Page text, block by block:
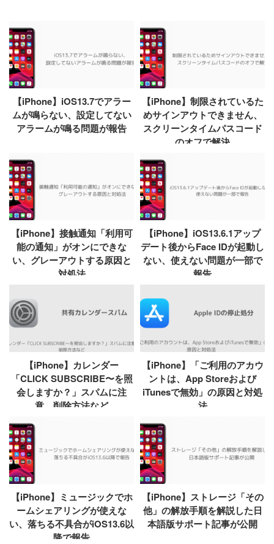
【iPhone】iOS13.7でアラー
ムが鳴らない、設定してない
アラームが鳴る問題が報告
【iPhone】制限されているた
めサインアウトできません、
スクリーンタイムパスコード
のオフで解決
【iPhone】接触通知「利用可
能の通知」がオンにできな
い、グレーアウトする原因と
対処法
【iPhone】iOS13.6.1アップ
デート後からFace IDが起動し
ない、使えない問題が一部で
報告
【iPhone】カレンダー
「CLICK SUBSCRIBE〜を照
会しますか？」スパムに注
意、削除方法など
【iPhone】「ご利用のアカウ
ントは、App Storeおよび
iTunesで無効」の原因と対処
法
【iPhone】ミュージックでホ
ームシェアリングが使えな
い、落ちる不具合がiOS13.6以
降で報告
【iPhone】ストレージ「その
他」の解放手順を解説した日
本語版サポート記事が公開